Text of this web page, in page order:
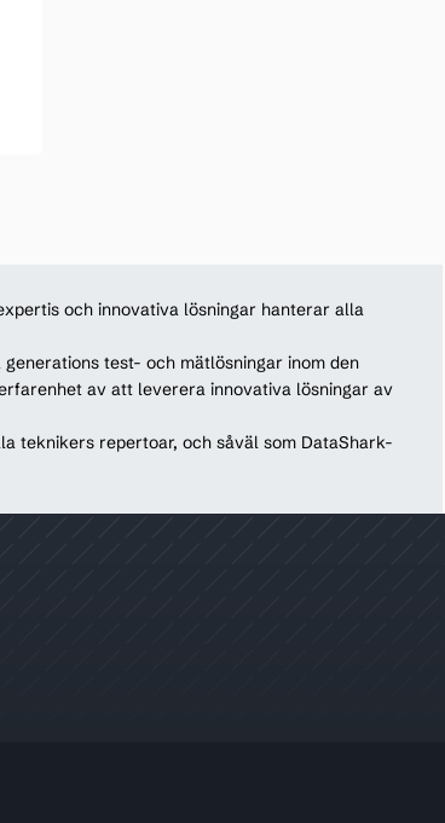
och innovativa lösningar hanterar alla
test- och mätlösningar inom den
av att leverera innovativa lösningar av
teknikers repertoar, och såväl som DataShark-